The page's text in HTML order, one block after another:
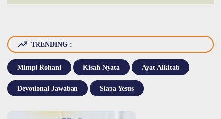
TRENDING :
Mimpi Rohani Kisah Nyata Ayat Alkitab
Devotional Jawaban Siapa Yesus